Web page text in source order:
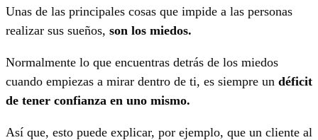
Unas de las principales cosas que impide a las personas
realizar sus sueños, son los miedos.
Normalmente lo que encuentras detrás de los miedos
cuando empiezas a mirar dentro de ti, es siempre un déficit
de tener confianza en uno mismo.
Así que, esto puede explicar, por ejemplo, que un cliente al